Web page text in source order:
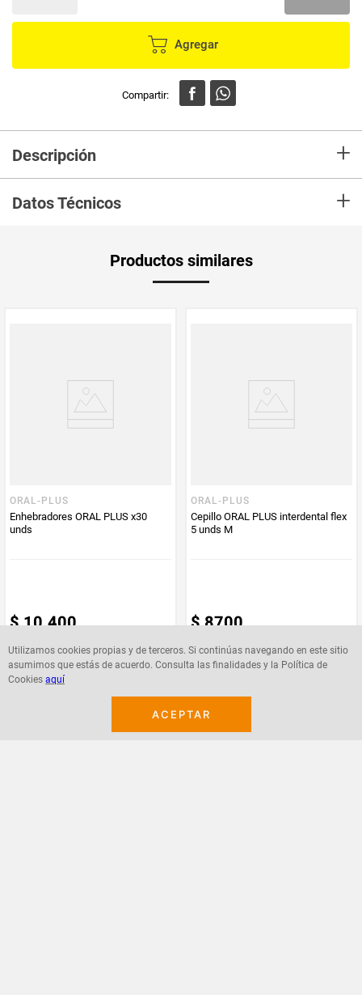
Utilizamos cookies propias y de terceros. Si continúas navegando en este sitio
asumimos que estás de acuerdo. Consulta las finalidades y la Política de
Cookies aquí
ACEPTAR
Agregar
Descripción +
Datos Técnicos +
Productos similares
ORAL-PLUS
Enhebradores ORAL PLUS x30
unds
$10.400
ORAL-PLUS
Cepillo ORAL PLUS interdental flex
5 unds M
$8700